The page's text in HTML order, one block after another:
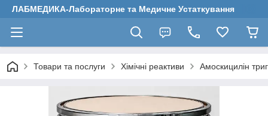
ЛАБМЕДИКА-Лабораторне та Медичне Устаткування
Товари та послуги Хімічні реактиви Амоскицилін